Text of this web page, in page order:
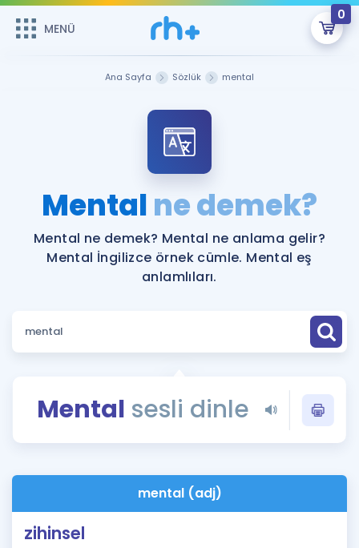
MENÜ
0
ÜYE DEĞİLİM
Sepetin Şu An Boş.
Remzi Hoca ile seni sınava hazırlayacak onlarca eğitim seni
bekliyor!
MENÜ
Faydalı Araçlar
Sözlük
Rehberlik Aracı
ÖSYM Sınav Takvimi
Kampanyalar
Blog
Hakkımızda
Ana Sayfa Sözlük mental
Mentalne demek?
Mental ne demek? Mental ne anlama gelir?
Mental İngilizce örnek cümle. Mental eş
anlamlıları.
Mental sesli dinle
mental (adj)
zihinsel